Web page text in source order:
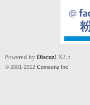
Powered by Discuz! X2.5
© 2001-2012 Comsenz Inc.